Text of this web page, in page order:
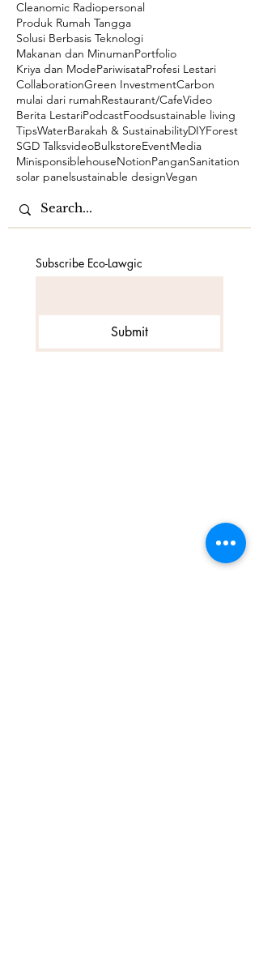
Cleanomic Radiopersonal
Produk Rumah Tangga
Solusi Berbasis Teknologi
Makanan dan MinumanPortfolio
Kriya dan ModePariwisataProfesi Lestari
CollaborationGreen InvestmentCarbon
mulai dari rumahRestaurant/CafeVideo
Berita LestariPodcastFoodsustainable living
TipsWaterBarakah & SustainabilityDIYForest
SGD TalksvideoBulkstoreEventMedia
MinisponsiblehouseNotionPanganSanitation
solar panelsustainable designVegan
Subscribe Eco-Lawgic
Submit